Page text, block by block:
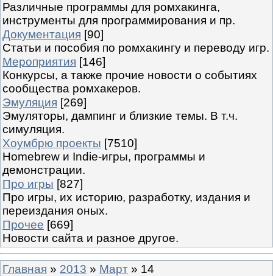
Различные программы для ромхакинга,
инструменты для программирования и пр.
Документация [90]
Статьи и пособия по ромхакингу и переводу игр.
Мероприятия [146]
Конкурсы, а также прочие новости о событиях
сообщества ромхакеров.
Эмуляция [269]
Эмуляторы, дампинг и близкие темы. В т.ч.
симуляция.
Хоумбрю проекты [7510]
Homebrew и Indie-игры, программы и
демонстрации.
Про игры [827]
Про игры, их историю, разработку, издания и
переиздания оных.
Прочее [669]
Новости сайта и разное другое.
Главная » 2013 » Март » 14